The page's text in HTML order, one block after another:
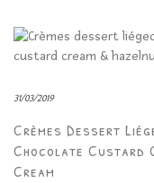
31/03/2019
Crèmes Dessert
Chocolate Custard
Cream